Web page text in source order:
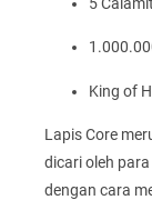
King of
Lapis Core
dicari oleh
dengan cara